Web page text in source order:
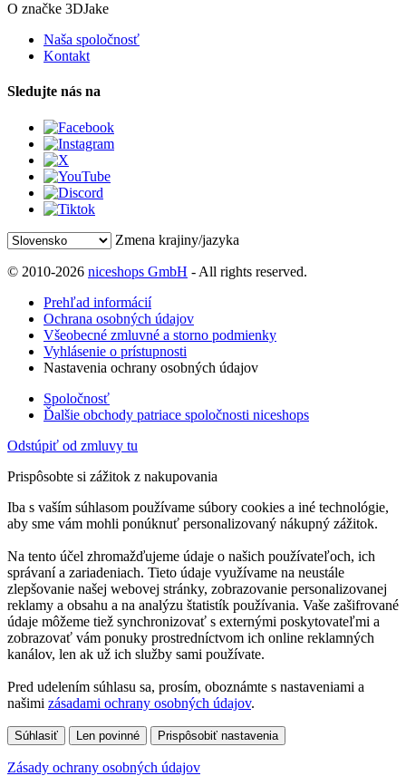
O značke 3DJake
Naša spoločnosť
Kontakt
Sledujte nás na
Zmena krajiny/jazyka
© 2010-2026 niceshops GmbH - All rights reserved.
Prehľad informácií
Ochrana osobných údajov
Všeobecné zmluvné a storno podmienky
Vyhlásenie o prístupnosti
Nastavenia ochrany osobných údajov
Spoločnosť
Ďalšie obchody patriace spoločnosti niceshops
Odstúpiť od zmluvy tu
Prispôsobte si zážitok z nakupovania
Iba s vaším súhlasom používame súbory cookies a iné technológie,
aby sme vám mohli ponúknuť personalizovaný nákupný zážitok.
Na tento účel zhromažďujeme údaje o našich používateľoch, ich
správaní a zariadeniach. Tieto údaje využívame na neustále
zlepšovanie našej webovej stránky, zobrazovanie personalizovanej
reklamy a obsahu a na analýzu štatistík používania. Vaše zašifrované
údaje môžeme tiež synchronizovať s externými poskytovateľmi a
zobrazovať vám ponuky prostredníctvom ich online reklamných
kanálov, len ak už ich služby sami používate.
Pred udelením súhlasu sa, prosím, oboznámte s nastaveniami a
našimi zásadami ochrany osobných údajov.
Súhlasiť Len povinné Prispôsobiť nastavenia
Zásady ochrany osobných údajov